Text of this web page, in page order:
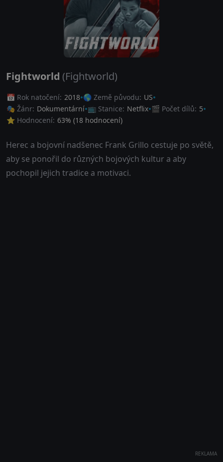
Fightworld (Fightworld)
📅 Rok natočení: 2018 🌎 Země původu: US
🎭 Žánr: Dokumentární 📺 Stanice: Netflix 🎬 Počet dílů: 5
⭐ Hodnocení: 63% (18 hodnocení)
Herec a bojovní nadšenec Frank Grillo cestuje po světě,
aby se ponořil do různých bojových kultur a aby
pochopil jejich tradice a motivaci.
REKLAMA